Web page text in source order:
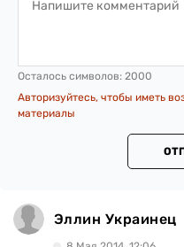
Осталось символов: 2000
Авторизуйтесь, чтобы иметь
материалы
Эллин Украинец